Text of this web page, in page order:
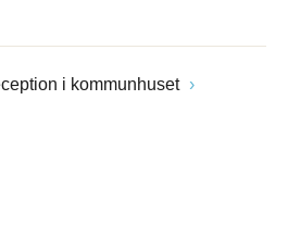
i kommunhuset